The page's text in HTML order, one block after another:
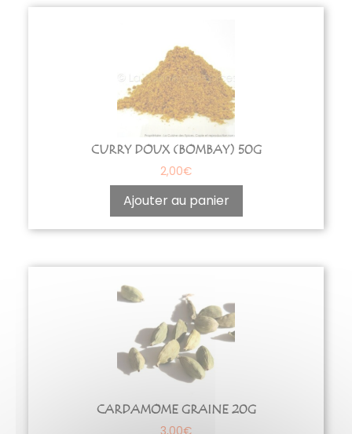
CURRY DOUX (BOMBAY) 50G
2,00€
Ajouter au panier
CARDAMOME GRAINE 20G
3,00€